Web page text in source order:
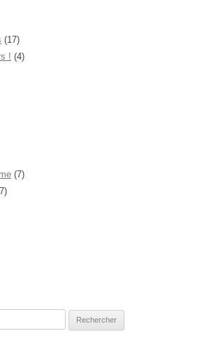
(17)
! (4)
(7)